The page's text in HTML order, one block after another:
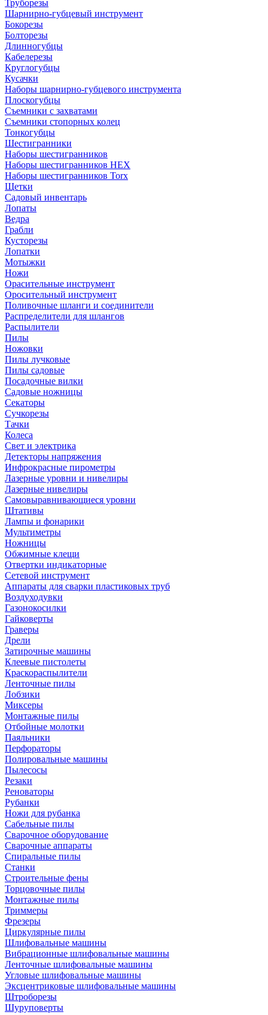
Труборезы
Шарнирно-губцевый инструмент
Бокорезы
Болторезы
Длинногубцы
Кабелерезы
Круглогубцы
Кусачки
Наборы шарнирно-губцевого инструмента
Плоскогубцы
Съемники с захватами
Съемники стопорных колец
Тонкогубцы
Шестигранники
Наборы шестигранников
Наборы шестигранников HEX
Наборы шестигранников Torx
Щетки
Садовый инвентарь
Лопаты
Ведра
Грабли
Кусторезы
Лопатки
Мотыжки
Ножи
Орасительные инструмент
Оросительный инструмент
Поливочные шланги и соединители
Распределители для шлангов
Распылители
Пилы
Ножовки
Пилы лучковые
Пилы садовые
Посадочные вилки
Садовые ножницы
Секаторы
Сучкорезы
Тачки
Колеса
Свет и электрика
Детекторы напряжения
Инфрокрасные пирометры
Лазерные уровни и нивелиры
Лазерные нивелиры
Самовыравнивающиеся уровни
Штативы
Лампы и фонарики
Мультиметры
Ножницы
Обжимные клещи
Отвертки индикаторные
Сетевой инструмент
Аппараты для сварки пластиковых труб
Воздуходувки
Газонокосилки
Гайковерты
Граверы
Дрели
Затирочные машины
Клеевые пистолеты
Краскораспылители
Ленточные пилы
Лобзики
Миксеры
Монтажные пилы
Отбойные молотки
Паяльники
Перфораторы
Полировальные машины
Пылесосы
Резаки
Реноваторы
Рубанки
Ножи для рубанка
Сабельные пилы
Сварочное оборудование
Сварочные аппараты
Спиральные пилы
Станки
Строительные фены
Торцовочные пилы
Монтажные пилы
Триммеры
Фрезеры
Циркулярные пилы
Шлифовальные машины
Вибрационные шлифовальные машины
Ленточные шлифовальные машины
Угловые шлифовальные машины
Эксцентриковые шлифовальные машины
Штроборезы
Шуруповерты